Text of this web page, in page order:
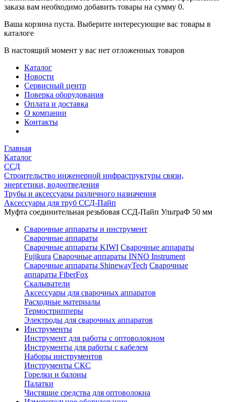
заказа вам необходимо добавить товары на сумму 0.
Ваша корзина пуста. Выберите интересующие вас товары в
каталоге
В настоящий момент у вас нет отложенных товаров
Каталог
Новости
Сервисный центр
Поверка оборудования
Оплата и доставка
О компании
Контакты
Главная
Каталог
ССД
Строительство инженерной инфраструктуры связи,
энергетики, водоотведения
Трубы и аксессуары различного назначения
Аксессуары для труб ССД-Пайп
Муфта соединительная резьбовая ССД-Пайп УльтраФ 50 мм
Сварочные аппараты и инструмент
Сварочные аппараты
Сварочные аппараты KIWI Сварочные аппараты
Fujikura Сварочные аппараты INNO Instrument
Сварочные аппараты ShinewayTech Cварочные
аппараты FiberFox
Скалыватели
Аксессуары для сварочных аппаратов
Расходные материалы
Термострипперы
Электроды для сварочных аппаратов
Инструменты
Инструмент для работы с оптоволокном
Инструменты для работы с кабелем
Наборы инструментов
Инструменты СКС
Горелки и балоны
Палатки
Чистящие средства для оптоволокна